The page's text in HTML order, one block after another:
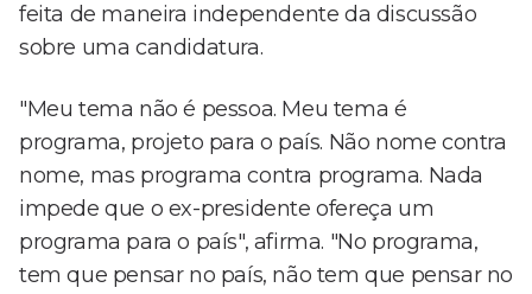
feita de maneira independente da discussão
sobre uma candidatura.
"Meu tema não é pessoa. Meu tema é
programa, projeto para o país. Não nome contra
nome, mas programa contra programa. Nada
impede que o ex-presidente ofereça um
programa para o país", afirma. "No programa,
tem que pensar no país, não tem que pensar no